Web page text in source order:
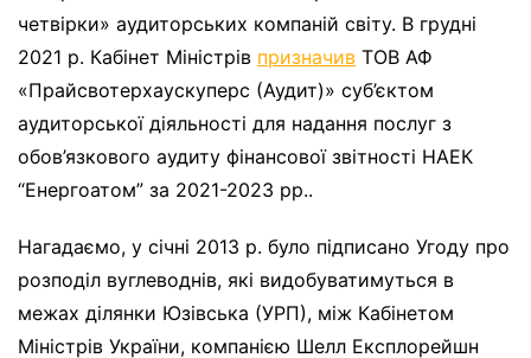
четвірки» аудиторських компаній світу. В грудні
2021 р. Кабінет Міністрів призначив ТОВ АФ
«Прайсвотерхаускуперс (Аудит)» суб’єктом
аудиторської діяльності для надання послуг з
обов’язкового аудиту фінансової звітності НАЕК
“Енергоатом” за 2021-2023 рр..
Нагадаємо, у січні 2013 р. було підписано Угоду про
розподіл вуглеводнів, які видобуватимуться в
межах ділянки Юзівська (УРП), між Кабінетом
Міністрів України, компанією Шелл Експлорейшн